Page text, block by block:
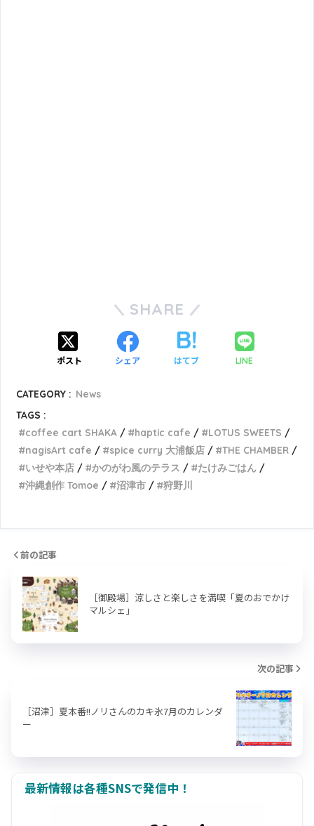
SHARE
ポスト シェア はてブ LINE
CATEGORY : News
TAGS :
coffee cart SHAKA
haptic cafe
LOTUS SWEETS
nagisArt cafe
spice curry 大浦飯店
THE CHAMBER
いせや本店
かのがわ風のテラス
たけみごはん
沖縄創作 Tomoe
沼津市 狩野川
前の記事
［御殿場］涼しさと楽しさを満喫「夏のおでかけ
マルシェ」
次の記事
［沼津］夏本番!!ノリさんのカキ氷7月のカレンダ
ー
最新情報は各種SNSで発信中！